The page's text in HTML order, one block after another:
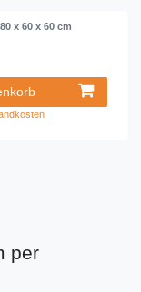
x 60 x 60 cm
per